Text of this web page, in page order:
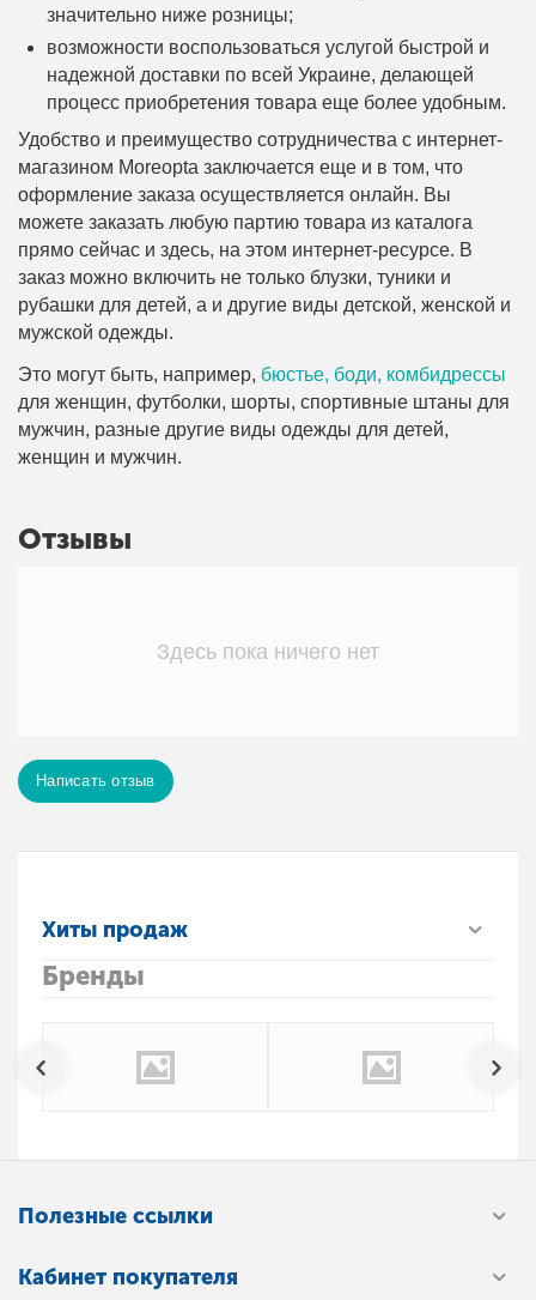
значительно ниже розницы;
возможности воспользоваться услугой быстрой и
надежной доставки по всей Украине, делающей
процесс приобретения товара еще более удобным.
Удобство и преимущество сотрудничества с интернет-
магазином Moreopta заключается еще и в том, что
оформление заказа осуществляется онлайн. Вы
можете заказать любую партию товара из каталога
прямо сейчас и здесь, на этом интернет-ресурсе. В
заказ можно включить не только блузки, туники и
рубашки для детей, а и другие виды детской, женской и
мужской одежды.
Это могут быть, например, бюстье, боди, комбидрессы
для женщин, футболки, шорты, спортивные штаны для
мужчин, разные другие виды одежды для детей,
женщин и мужчин.
Отзывы
Здесь пока ничего нет
Написать отзыв
Хиты продаж
Бренды
Полезные ссылки
Кабинет покупателя